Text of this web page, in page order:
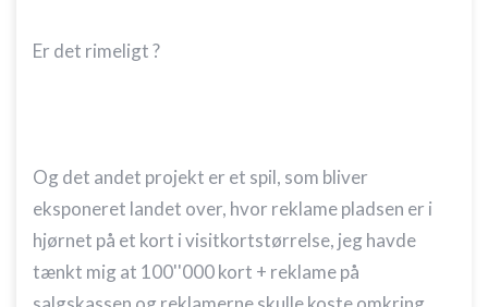
Er det rimeligt ?
Og det andet projekt er et spil, som bliver
eksponeret landet over, hvor reklame pladsen er i
hjørnet på et kort i visitkortstørrelse, jeg havde
tænkt mig at 100''000 kort + reklame på